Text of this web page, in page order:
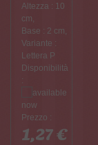
Altezza : 10
cm,
Base : 2 cm,
Variante :
Lettera P
Disponibilità
:
Prezzo :
1,27 €